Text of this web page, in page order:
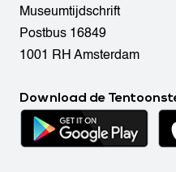
Museumtijdschrift
Postbus 16849
1001 RH Amsterdam
Download de